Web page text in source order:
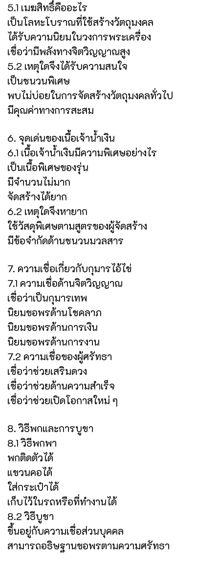
5.1 เมฆสิทธิ์คืออะไร
เป็นโลหะโบราณที่ใช้สร้างวัตถุมงคล
ได้รับความนิยมในวงการพระเครื่อง
เชื่อว่ามีพลังทางจิตวิญญาณสูง
5.2 เหตุใดจึงได้รับความสนใจ
เป็นชนวนพิเศษ
พบไม่บ่อยในการจัดสร้างวัตถุมงคลทั่วไป
มีคุณค่าทางการสะสม
6. จุดเด่นของเนื้อเจ้าน้ำเงิน
6.1 เนื้อเจ้าน้ำเงินมีความพิเศษอย่างไร
เป็นเนื้อพิเศษของรุ่น
มีจำนวนไม่มาก
จัดสร้างได้ยาก
6.2 เหตุใดจึงหายาก
ใช้วัสดุพิเศษตามสูตรของผู้จัดสร้าง
มีข้อจำกัดด้านชนวนมวลสาร
7. ความเชื่อเกี่ยวกับกุมารไอ้ไข่
7.1 ความเชื่อด้านจิตวิญญาณ
เชื่อว่าเป็นกุมารเทพ
นิยมขอพรด้านโชคลาภ
นิยมขอพรด้านการเงิน
นิยมขอพรด้านการงาน
7.2 ความเชื่อของผู้ศรัทธา
เชื่อว่าช่วยเสริมดวง
เชื่อว่าช่วยด้านความสำเร็จ
เชื่อว่าช่วยเปิดโอกาสใหม่ ๆ
8. วิธีพกและการบูชา
8.1 วิธีพกพา
พกติดตัวได้
แขวนคอได้
ใส่กระเป๋าได้
เก็บไว้ในรถหรือที่ทำงานได้
8.2 วิธีบูชา
ขึ้นอยู่กับความเชื่อส่วนบุคคล
สามารถอธิษฐานขอพรตามความศรัทธา